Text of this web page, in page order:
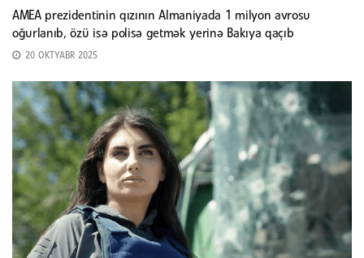
AMEA prezidentinin qızının Almaniyada 1 milyon avrosu
oğurlanıb, özü isə polisə getmək yerinə Bakıya qaçıb
20 OKTYABR 2025